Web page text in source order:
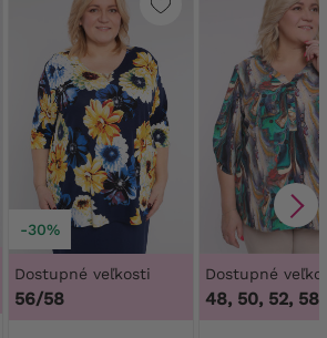
-30%
Dostupné veľkosti
56/58
Dostupné
48, 50, 52, 58